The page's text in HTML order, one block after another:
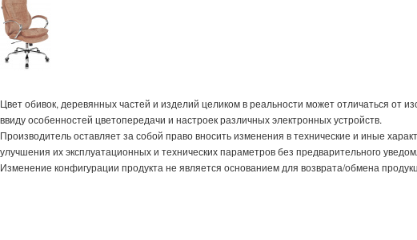
Цвет обивок, деревянных частей и изделий целиком в реальности может отличаться от
ввиду особенностей цветопередачи и настроек различных электронных устройств.
Производитель оставляет за собой право вносить изменения в технические и иные
улучшения их эксплуатационных и технических параметров без предварительного
Изменение конфигурации продукта не является основанием для возврата/обмена